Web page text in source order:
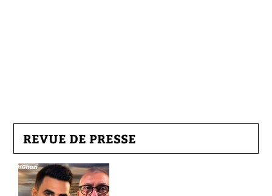
REVUE DE PRESSE